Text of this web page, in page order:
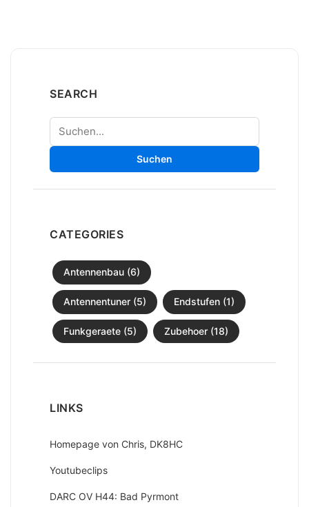
SEARCH
Suchen
Suchen
CATEGORIES
Antennenbau (6)
Antennentuner (5) Endstufen (1)
Funkgeraete (5) Zubehoer (18)
LINKS
Homepage von Chris, DK8HC
Youtubeclips
DARC OV H44: Bad Pyrmont